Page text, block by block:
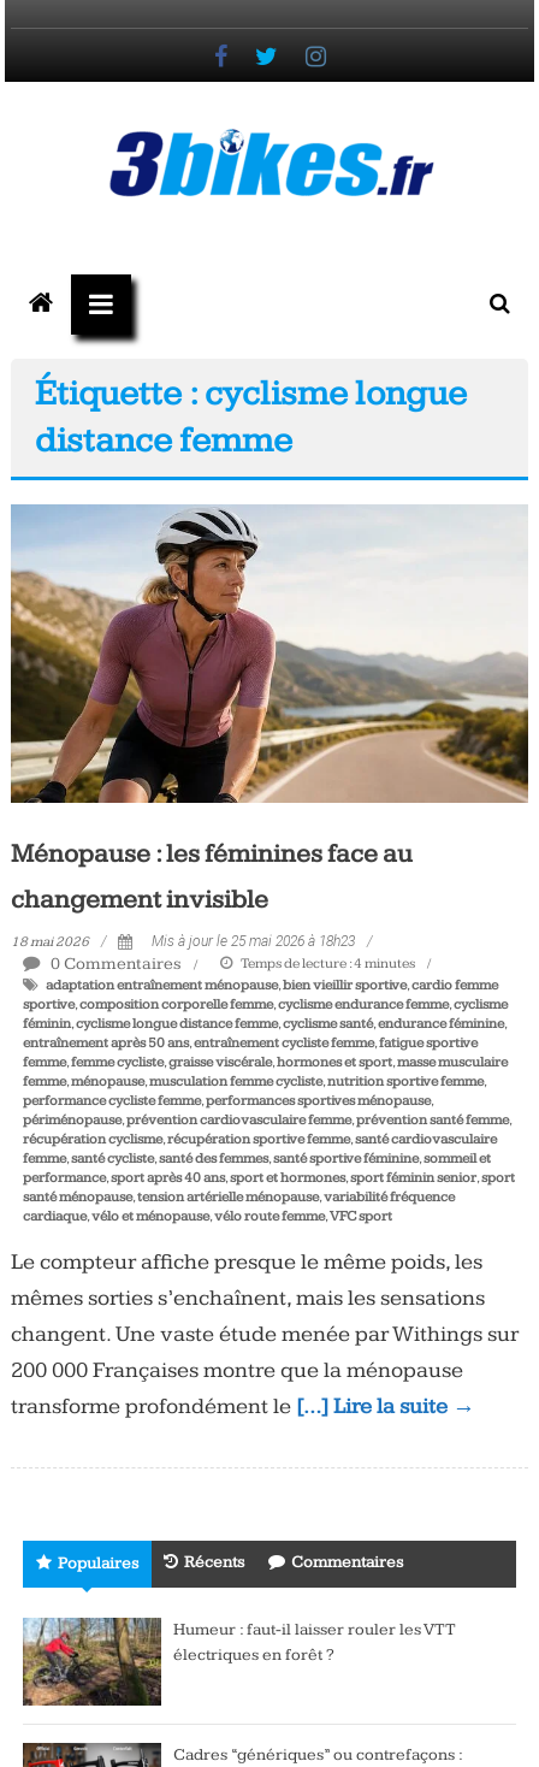
votre
magazine
Vélo,
Gravel
&
Triathlon
les
jours,
votre
actualité
triathlon
Étiquette : cyclisme longue
distance femme
Ménopause : les féminines face au
changement invisible
18 mai 2026 Mis à jour le 25 mai 2026 à 18h23
0 Commentaires Temps de lecture :4 minutes
adaptation entraînement ménopause,bien vieillir sportive,cardio femme
sportive,composition corporelle femme,cyclisme endurance femme,cyclisme
féminin,cyclisme longue distance femme,cyclisme santé,endurance féminine,
entraînement après 50 ans,entraînement cycliste femme,fatigue sportive
femme,femme cycliste,graisse viscérale,hormones et sport,masse musculaire
femme,ménopause,musculation femme cycliste,nutrition sportive femme,
performance cycliste femme,performances sportives ménopause,
périménopause,prévention cardiovasculaire femme,prévention santé femme,
récupération cyclisme,récupération sportive femme,santé cardiovasculaire
femme,santé cycliste,santé des femmes,santé sportive féminine,sommeil et
performance,sport après 40 ans,sport et hormones,sport féminin senior,sport
santé ménopause,tension artérielle ménopause,variabilité fréquence
cardiaque,vélo et ménopause,vélo route femme,VFC sport
Le compteur affiche presque le même poids, les
mêmes sorties s’enchaînent, mais les sensations
changent. Une vaste étude menée par Withings sur
200 000 Françaises montre que la ménopause
transforme profondément le […] Lire la suite →
Populaires Récents Commentaires
Humeur : faut-il laisser rouler les VTT
électriques en forêt ?
Cadres “génériques” ou contrefaçons :